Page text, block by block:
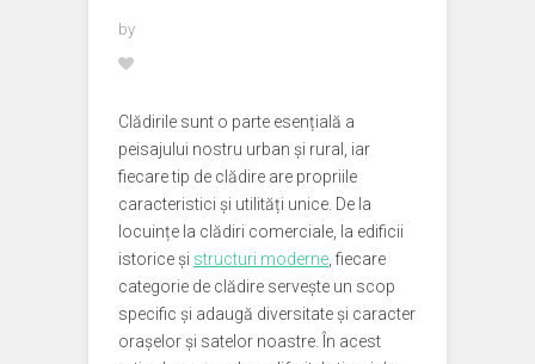
by
Clădirile sunt o parte esențială a
peisajului nostru urban și rural, iar
fiecare tip de clădire are propriile
caracteristici și utilități unice. De la
locuințe la clădiri comerciale, la edificii
istorice și structuri moderne , fiecare
categorie de clădire servește un scop
specific și adaugă diversitate și caracter
orașelor și satelor noastre. În acest